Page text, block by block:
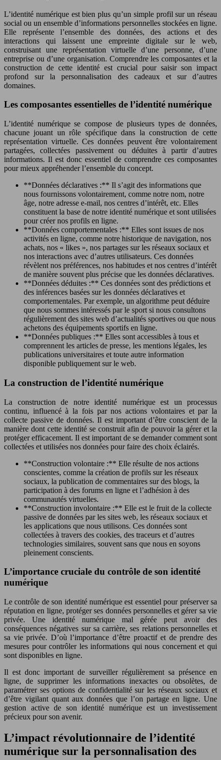
L’identité numérique est bien plus qu’un simple profil sur un réseau
social ou un ensemble d’informations personnelles stockées en ligne.
Elle représente l’ensemble des données, des actions et des
interactions qui laissent une empreinte digitale sur le web,
construisant une représentation virtuelle d’une personne, d’une
entreprise ou d’une organisation. Comprendre les composantes et la
construction de cette identité est crucial pour saisir son impact
profond sur la personnalisation des cadeaux et sur d’autres
domaines.
Les composantes essentielles de l’identité numérique
L’identité numérique se compose de plusieurs types de données,
chacune jouant un rôle spécifique dans la construction de cette
représentation virtuelle. Ces données peuvent être volontairement
partagées, collectées passivement ou déduites à partir d’autres
informations. Il est donc essentiel de comprendre ces composantes
pour mieux appréhender l’ensemble du concept.
**Données déclaratives :** Il s’agit des informations que
nous fournissons volontairement, comme notre nom, notre
âge, notre adresse e-mail, nos centres d’intérêt, etc. Elles
constituent la base de notre identité numérique et sont utilisées
pour créer nos profils en ligne.
**Données comportementales :** Elles sont issues de nos
activités en ligne, comme notre historique de navigation, nos
achats, nos « likes », nos partages sur les réseaux sociaux et
nos interactions avec d’autres utilisateurs. Ces données
révèlent nos préférences, nos habitudes et nos centres d’intérêt
de manière souvent plus précise que les données déclaratives.
**Données déduites :** Ces données sont des prédictions et
des inférences basées sur les données déclaratives et
comportementales. Par exemple, un algorithme peut déduire
que nous sommes intéressés par le sport si nous consultons
régulièrement des sites web d’actualités sportives ou que nous
achetons des équipements sportifs en ligne.
**Données publiques :** Elles sont accessibles à tous et
comprennent les articles de presse, les mentions légales, les
publications universitaires et toute autre information
disponible publiquement sur le web.
La construction de l’identité numérique
La construction de notre identité numérique est un processus
continu, influencé à la fois par nos actions volontaires et par la
collecte passive de données. Il est important d’être conscient de la
manière dont cette identité se construit afin de pouvoir la gérer et la
protéger efficacement. Il est important de se demander comment sont
collectées et utilisées nos données pour faire des choix éclairés.
**Construction volontaire :** Elle résulte de nos actions
conscientes, comme la création de profils sur les réseaux
sociaux, la publication de commentaires sur des blogs, la
participation à des forums en ligne et l’adhésion à des
communautés virtuelles.
**Construction involontaire :** Elle est le fruit de la collecte
passive de données par les sites web, les réseaux sociaux et
les applications que nous utilisons. Ces données sont
collectées à travers des cookies, des traceurs et d’autres
technologies similaires, souvent sans que nous en soyons
pleinement conscients.
L’importance cruciale du contrôle de son identité
numérique
Le contrôle de son identité numérique est essentiel pour préserver sa
réputation en ligne, protéger ses données personnelles et gérer sa vie
privée. Une identité numérique mal gérée peut avoir des
conséquences négatives sur sa carrière, ses relations personnelles et
sa vie privée. D’où l’importance d’être proactif et de prendre des
mesures pour contrôler les informations qui nous concernent et qui
sont disponibles en ligne.
Il est donc important de surveiller régulièrement sa présence en
ligne, de supprimer les informations inexactes ou obsolètes, de
paramétrer ses options de confidentialité sur les réseaux sociaux et
d’être vigilant quant aux données que l’on partage en ligne. Une
gestion active de son identité numérique est un investissement
précieux pour son avenir.
L’impact révolutionnaire de l’identité
numérique sur la personnalisation des